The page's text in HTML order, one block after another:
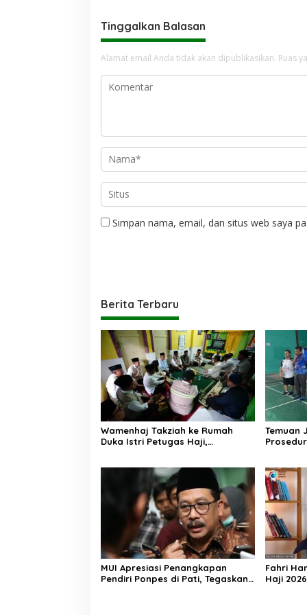
Tinggalkan Balasan
Alamat email Anda tidak akan dipublikasikan. Ruas
Simpan nama, email, dan situs web saya
Berita Terbaru
Wamenhaj Takziah ke Rumah
Duka Istri Petugas Haji,
yang Tetap Ditunaikan
Temuan
MUI Apresiasi Penangkapan
Pendiri Ponpes di Pati, Tegaskan
Fahri
Haji